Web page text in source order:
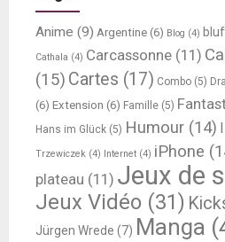
Anime (9) Argentine (6) Blog (4)
Cathala (4) Carcassonne (11)
(15) Cartes (17) Combo (5)
(6) Extension (6) Famille (5)
Hans im Glück (5) Humour (14)
Trzewiczek (4) Internet (4) iPhone
plateau (11) Jeux de
Jeux Vidéo (31)
Jürgen Wrede (7) Manga